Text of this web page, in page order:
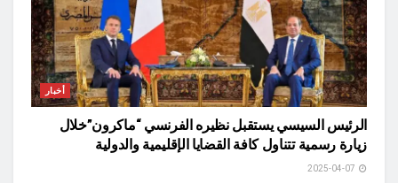
أخبار
الرئيس السيسي يستقبل نظيره الفرنسي “ماكرون”خلال
زيارة رسمية تتناول كافة القضايا الإقليمية والدولية